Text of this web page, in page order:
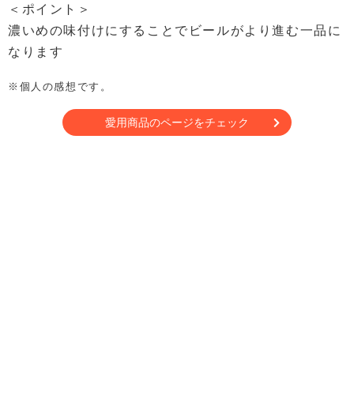
＜ポイント＞
濃いめの味付けにすることでビールがより進む一品に
なります
※個人の感想です。
愛用商品のページをチェック